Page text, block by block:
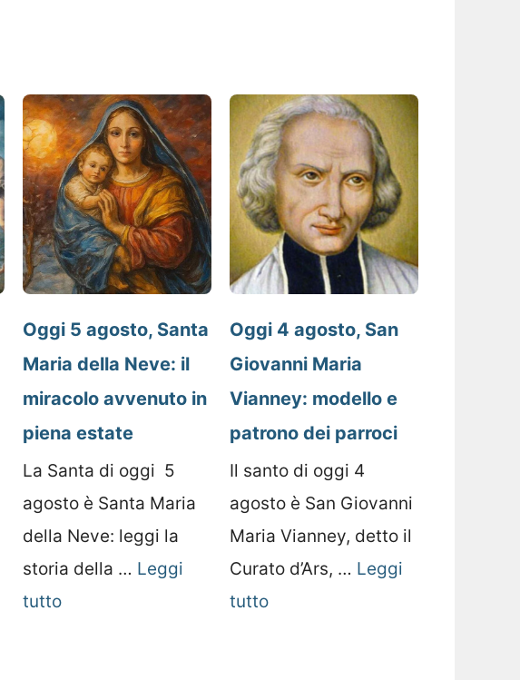
Oggi 5 agosto, Santa
Maria della Neve: il
miracolo avvenuto in
piena estate
La Santa di oggi 5
agosto è Santa Maria
della Neve: leggi la
storia della … Leggi
tutto
Oggi 4 agosto, San
Giovanni Maria
Vianney: modello e
patrono dei parroci
Il santo di oggi 4
agosto è San Giovanni
Maria Vianney, detto il
Curato d’Ars, … Leggi
tutto